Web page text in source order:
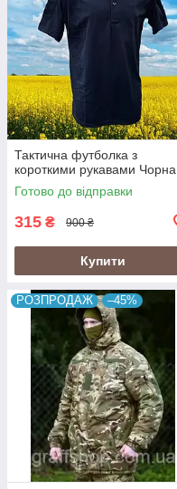
Тактична футболка з
короткими рукавами Чорна
Готово до відправки
315 ₴ 900 ₴
Купити
РОЗПРОДАЖ –45%